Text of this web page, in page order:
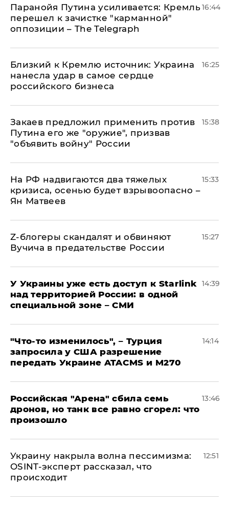
Паранойя Путина усиливается: Кремль
перешел к зачистке "карманной"
оппозиции – The Telegraph
16:44
Близкий к Кремлю источник: Украина
нанесла удар в самое сердце
российского бизнеса
16:25
Закаев предложил применить против
Путина его же "оружие", призвав
"объявить войну" России
15:38
На РФ надвигаются два тяжелых
кризиса, осенью будет взрывоопасно –
Ян Матвеев
15:33
Z-блогеры скандалят и обвиняют
Вучича в предательстве России
15:27
У Украины уже есть доступ к Starlink
над территорией России: в одной
специальной зоне – СМИ
14:39
​"Что-то изменилось", – Турция
запросила у США разрешение
передать Украине ATACMS и M270
14:14
​Российская "Арена" сбила семь
дронов, но танк все равно сгорел: что
произошло
13:46
​Украину накрыла волна пессимизма:
OSINT-эксперт рассказал, что
происходит
12:51